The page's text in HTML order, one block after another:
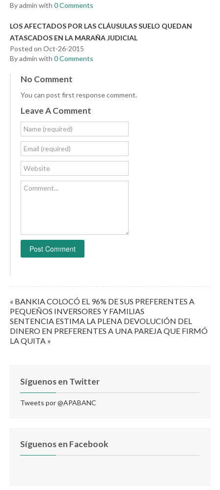
By admin with 0 Comments
LOS AFECTADOS POR LAS CLÁUSULAS SUELO QUEDAN
ATASCADOS EN LA MARAÑA JUDICIAL
Posted on Oct-26-2015
By admin with 0 Comments
No Comment
You can post first response comment.
Leave A Comment
Name (required)
Email (required)
Website
Comment...
« BANKIA COLOCÓ EL 96% DE SUS PREFERENTES A
PEQUEÑOS INVERSORES Y FAMILIAS
SENTENCIA ESTIMA LA PLENA DEVOLUCIÓN DEL
DINERO EN PREFERENTES A UNA PAREJA QUE FIRMÓ
LA QUITA »
Síguenos en Twitter
Tweets por @APABANC
Síguenos en Facebook